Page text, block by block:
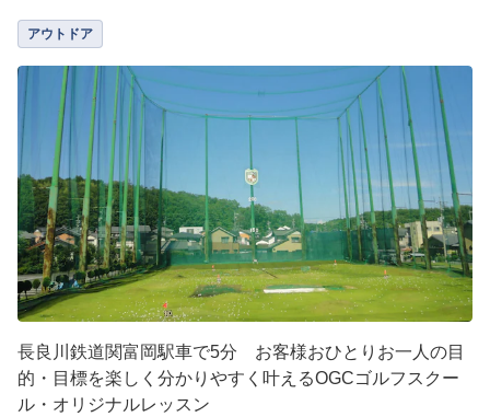
アウトドア
長良川鉄道関富岡駅車で5分 お客様おひとりお一人の目
的・目標を楽しく分かりやすく叶えるOGCゴルフスクー
ル・オリジナルレッスン